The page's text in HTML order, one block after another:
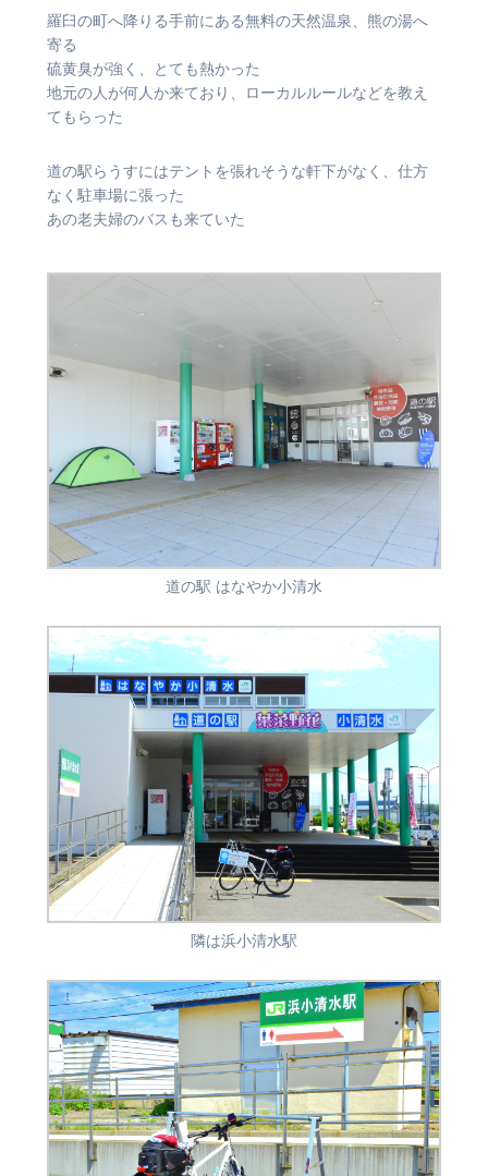
羅臼の町へ降りる手前にある無料の天然温泉、熊の湯へ
寄る
硫黄臭が強く、とても熱かった
地元の人が何人か来ており、ローカルルールなどを教え
てもらった
道の駅らうすにはテントを張れそうな軒下がなく、仕方
なく駐車場に張った
あの老夫婦のバスも来ていた
道の駅 はなやか小清水
隣は浜小清水駅